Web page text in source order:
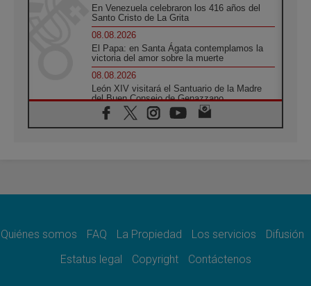
En Venezuela celebraron los 416 años del
Santo Cristo de La Grita
08.08.2026
El Papa: en Santa Ágata contemplamos la
victoria del amor sobre la muerte
08.08.2026
León XIV visitará el Santuario de la Madre
del Buen Consejo de Genazzano
07.08.2026
Filipinas: el Vicariato Apostólico de Calapán
07.08.2026
07.08.2026
muertos en 300 días
Quiénes somos FAQ La Propiedad Los servicios
Difusión
Estatus legal
Copyright Contáctenos